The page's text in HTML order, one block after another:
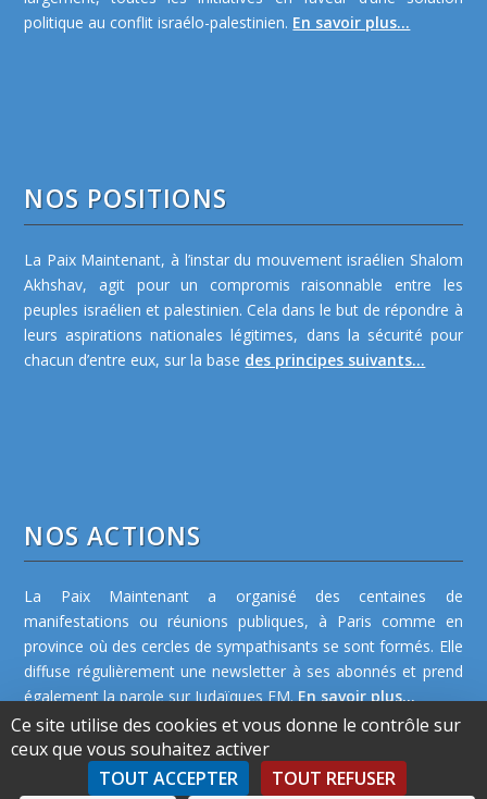
politique au conflit israélo-palestinien. En savoir plus...
NOS POSITIONS
La Paix Maintenant, à l’instar du mouvement israélien Shalom
Akhshav, agit pour un compromis raisonnable entre les
peuples israélien et palestinien. Cela dans le but de répondre à
leurs aspirations nationales légitimes, dans la sécurité pour
chacun d’entre eux, sur la base des principes suivants...
NOS ACTIONS
La Paix Maintenant a organisé des centaines de
manifestations ou réunions publiques, à Paris comme en
province où des cercles de sympathisants se sont formés. Elle
diffuse régulièrement une newsletter à ses abonnés et prend
également la parole sur Judaïques FM.En savoir plus...
Ce site utilise des cookies et vous donne le contrôle sur
ceux que vous souhaitez activer
TOUT ACCEPTER
TOUT REFUSER